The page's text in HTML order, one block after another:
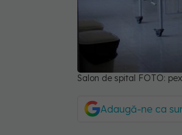
Salon de spital FOTO:
Adaugă-ne ca